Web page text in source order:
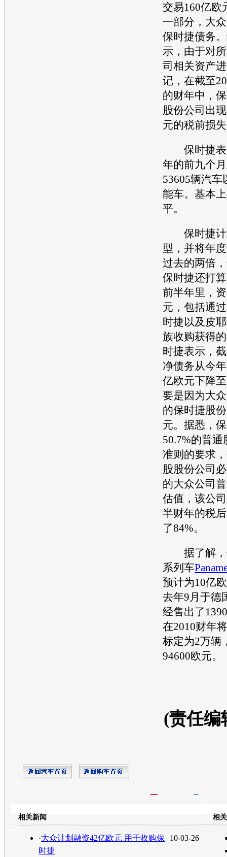
交易160亿欧
一部分， 大众
保时捷债务
示，由于对
司相关资产
记，在截至
的财年中，
股份公司出
元的税前损
保时捷
年的前九个
53605辆汽
能车。基本
平。
保时捷
型，并将年
过去的两倍
保时捷还打
前半年里，
元，包括通
时捷以及皮
族收购获得
时捷表示，
净债务从今
亿欧元下降
要是因为大众
的保时捷股
元。据悉，
50.7%的普
准则的要求，
股股份公司
的大众公司
估值，该公
半财年的税
了84%。
据了解，
系列车
预计为10亿
去年9月于德
经售出了
在2010财年
标定为2万辆
94600欧元。
(责任编
转发至：
相关新闻
10-03-26
·大众计划融资42亿欧元 用于收购保
时捷
相